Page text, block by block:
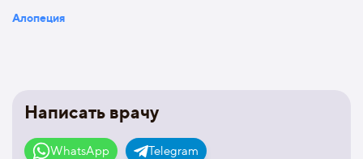
Написать врачу
WhatsApp Telegram
Алопеция